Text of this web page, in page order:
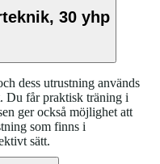
30 yhp
dess utrustning används
Du får praktisk träning i
ger också möjlighet att
som finns i
sätt.